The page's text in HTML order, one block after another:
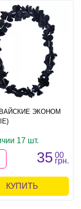
ЭКОНОМ
17 шт.
35 00
грн.
КУПИТЬ